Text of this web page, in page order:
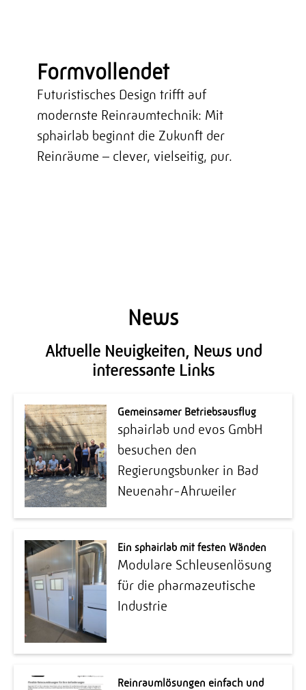
Formvollendet
Futuristisches Design trifft auf
modernste Reinraumtechnik: Mit
sphairlab beginnt die Zukunft der
Reinräume – clever, vielseitig, pur.
News
Aktuelle Neuigkeiten, News und
interessante Links
Gemeinsamer Betriebsausflug
sphairlab und evos GmbH
besuchen den
Regierungsbunker in Bad
Neuenahr-Ahrweiler
Ein sphairlab mit festen Wänden
Modulare Schleusenlösung
für die pharmazeutische
Industrie
Reinraumlösungen einfach und